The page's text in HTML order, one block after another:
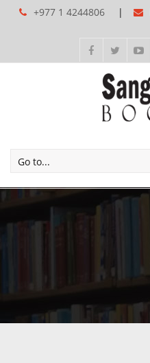
+977 1 4244806
Go to...